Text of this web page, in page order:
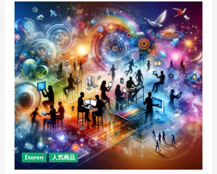
ン
ド
「新
時
代
の
音
楽、
伝
統
と
革
新
の
調
和」
の
詳
細
を
ご
覧
く
だ
さ
Etoren 人気商品